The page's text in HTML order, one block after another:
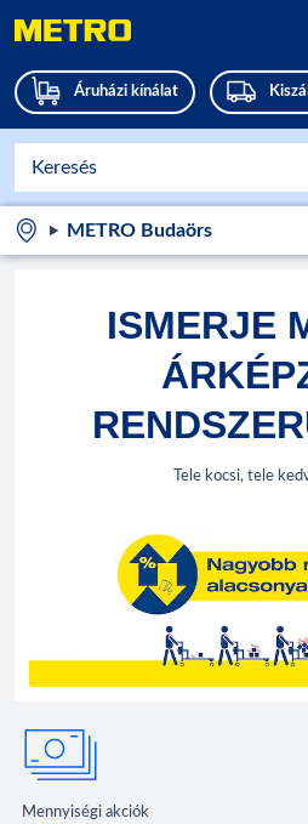
Áruházi kínálat
METRO Budaörs
ISMERJE
Tele kocsi, tele
Mennyiségi akciók